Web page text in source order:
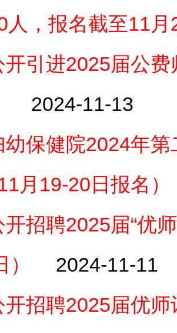
人，报名截至11月
开引进2025届公
2024-11-13
保健院2024年第
月19-20日报名）
开招聘2025届“优
2024-11-11
开招聘2025届优